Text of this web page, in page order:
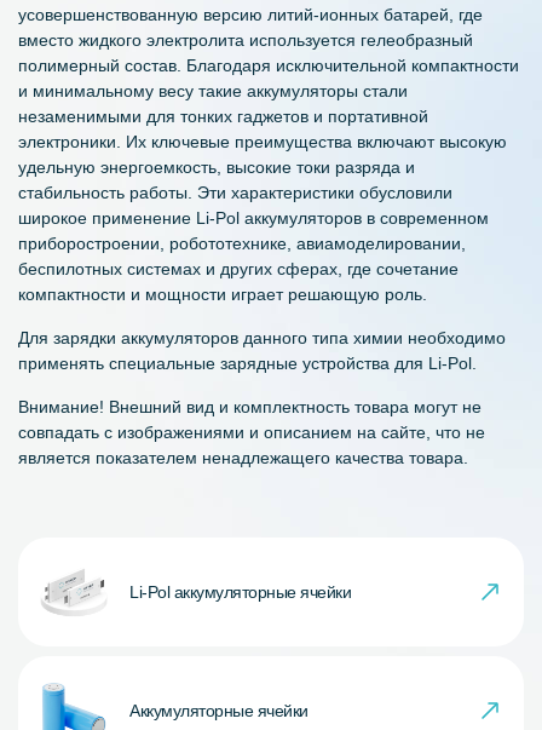
усовершенствованную версию литий-ионных батарей, где
вместо жидкого электролита используется гелеобразный
полимерный состав. Благодаря исключительной компактности
и минимальному весу такие аккумуляторы стали
незаменимыми для тонких гаджетов и портативной
электроники. Их ключевые преимущества включают высокую
удельную энергоемкость, высокие токи разряда и
стабильность работы. Эти характеристики обусловили
широкое применение Li-Pol аккумуляторов в современном
приборостроении, робототехнике, авиамоделировании,
беспилотных системах и других сферах, где сочетание
компактности и мощности играет решающую роль.
Для зарядки аккумуляторов данного типа химии необходимо
применять специальные зарядные устройства для Li-Pol.
Внимание! Внешний вид и комплектность товара могут не
совпадать с изображениями и описанием на сайте, что не
является показателем ненадлежащего качества товара.
Li-Pol аккумуляторные ячейки
Аккумуляторные ячейки